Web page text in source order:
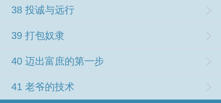
38 投诚与远行
39 打包奴隶
40 迈出富庶的第一步
41 老爷的技术